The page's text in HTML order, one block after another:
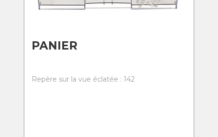
PANIER
Repère sur la vue éclatée : 142